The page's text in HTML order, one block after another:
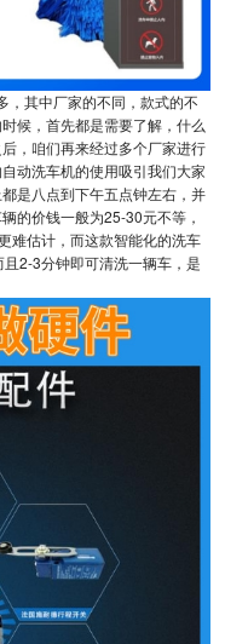
，其中厂家的不同，款式的不
候，首先都是需要了解，什么
，咱们再来经过多个厂家进行
动洗车机的使用吸引我们大家
是八点到下午五点钟左右，并
的价钱一般为25-30元不等，
难估计，而这款智能化的洗车
2-3分钟即可清洗一辆车，是